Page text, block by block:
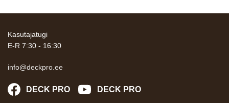
Kasutajatugi
E-R 7:30 - 16:30
info@deckpro.ee
DECK PRO DECK PRO